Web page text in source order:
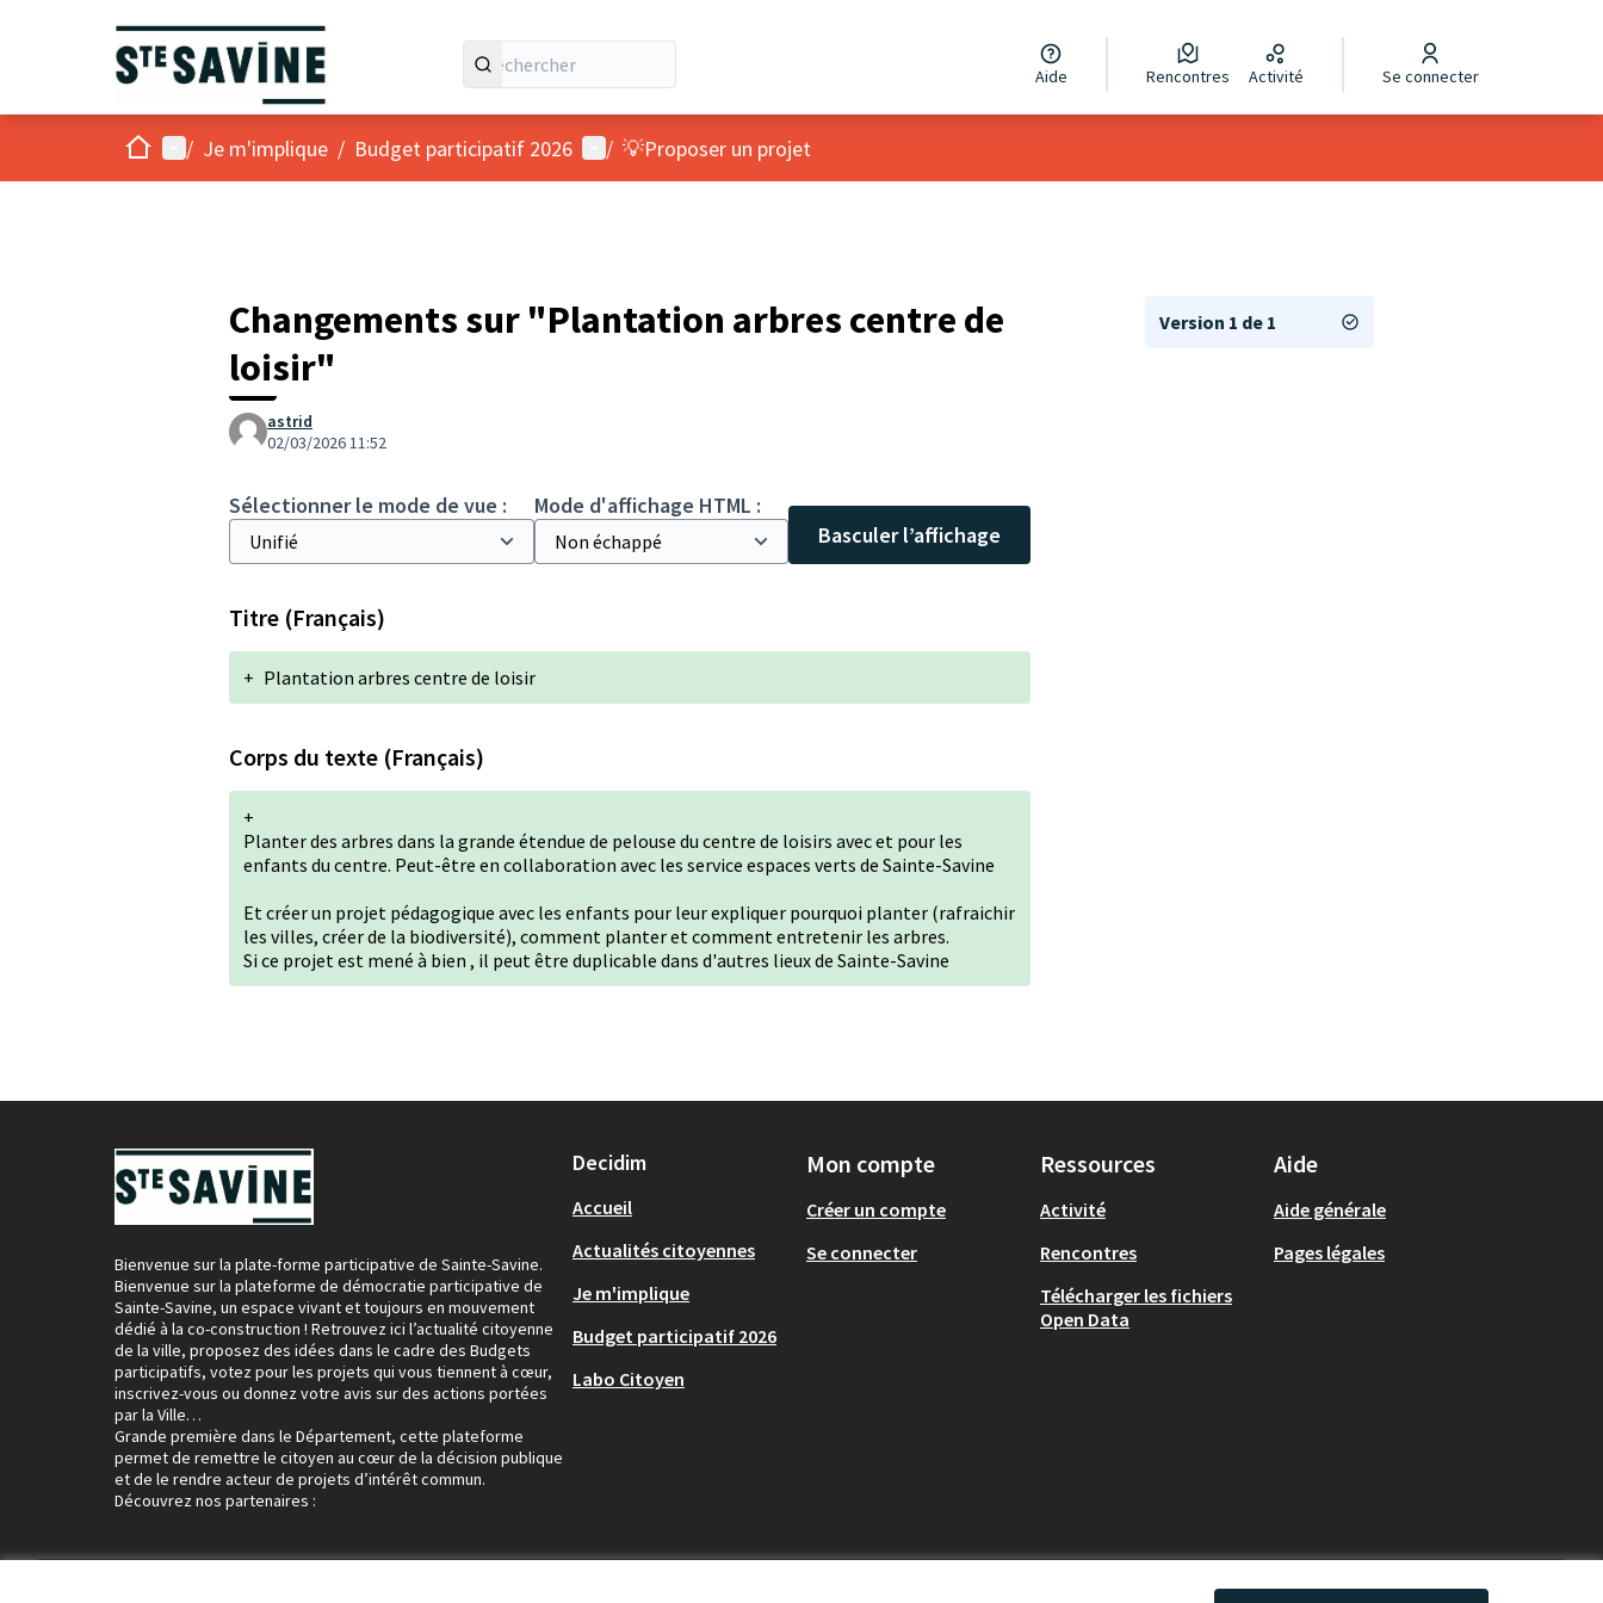
Aide Rencontres Activité Se connecter
AccueilMenu principal
/ Je m'implique / Budget participatif 2026 Menu utilisateur
/ 💡Proposer un projet
Changements sur "Plantation arbres centre de
loisir"
astrid
02/03/2026 11:52
Sélectionner le mode de vue :
Mode d'affichage HTML :
Basculer l’affichage
Titre (Français)
+ Plantation arbres centre de loisir
Corps du texte (Français)
+
Planter des arbres dans la grande étendue de pelouse du centre de loisirs avec et pour les
enfants du centre. Peut-être en collaboration avec les service espaces verts de Sainte-Savine
Et créer un projet pédagogique avec les enfants pour leur expliquer pourquoi planter (rafraichir
les villes, créer de la biodiversité), comment planter et comment entretenir les arbres.
Si ce projet est mené à bien , il peut être duplicable dans d'autres lieux de Sainte-Savine
Version 1 de 1
Bienvenue sur la plate-forme participative de Sainte-Savine.
Bienvenue sur la plateforme de démocratie participative de
Sainte-Savine, un espace vivant et toujours en mouvement
dédié à la co-construction ! Retrouvez ici l’actualité citoyenne
de la ville, proposez des idées dans le cadre des Budgets
participatifs, votez pour les projets qui vous tiennent à cœur,
inscrivez-vous ou donnez votre avis sur des actions portées
par la Ville…
Grande première dans le Département, cette plateforme
permet de remettre le citoyen au cœur de la décision publique
et de le rendre acteur de projets d’intérêt commun.
Découvrez nos partenaires :
Decidim
Accueil
Actualités citoyennes
Je m'implique
Budget participatif 2026
Labo Citoyen
Mon compte
Créer un compte
Se connecter
Ressources
Activité
Rencontres
Télécharger les fichiers
Open Data
Aide
Aide générale
Pages légales